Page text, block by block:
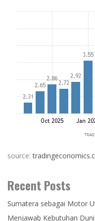
source:
Recent Posts
Sumatera sebagai Motor
Menjawab Kebutuhan